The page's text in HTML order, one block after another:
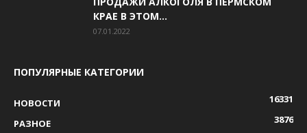
КРАЕ В ЭТОМ...
07.01.2022
ПОПУЛЯРНЫЕ КАТЕГОРИИ
НОВОСТИ
16331
РАЗНОЕ
3876